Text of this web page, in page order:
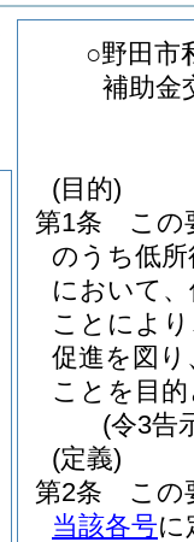
○野田市
補助金
(目的)
第1条
この
のうち低
において
ことによ
促進を図
ことを目
(令3告
(定義)
第2条
この
当該各号に